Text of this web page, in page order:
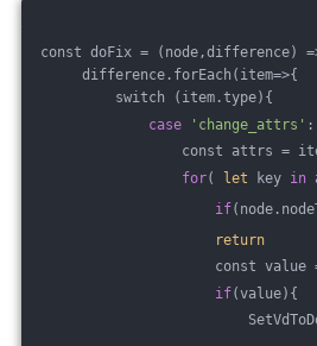
const doFix = (node,difference)
difference.forEach(item=>{
switch (item.type){
case
'change_attrs' :
const attrs =
for( let key in
if
return
const value =
if(value){